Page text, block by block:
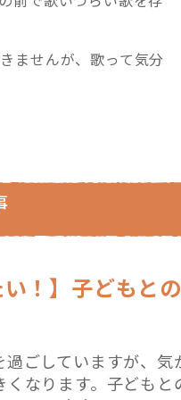
ませんが、歌って気分
い！】子どもとの
ごしていますが、気
なります。子どもと